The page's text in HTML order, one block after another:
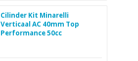
Cilinder Kit Minarelli
Verticaal AC 40mm Top
Performance 50cc